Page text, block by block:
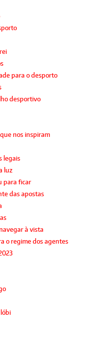
para o desporto
desportivo
nos inspiram
legais
luz
para ficar
das apostas
à vista
o regime dos agentes